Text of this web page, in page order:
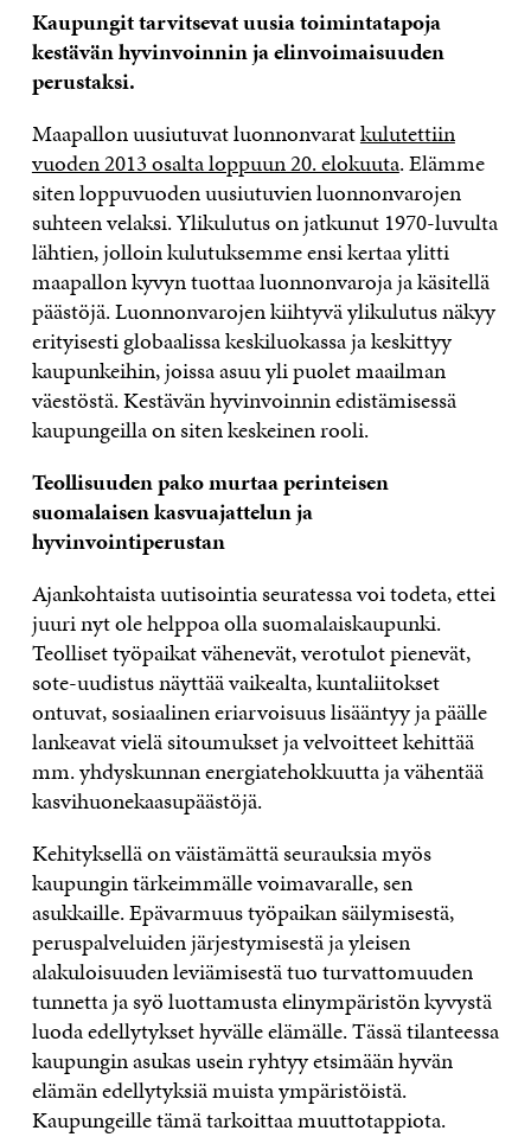
Kaupungit tarvitsevat uusia toimintatapoja
kestävän hyvinvoinnin ja elinvoimaisuuden
perustaksi.
Maapallon uusiutuvat luonnonvaratkulutettiin
vuoden 2013 osalta loppuun 20. elokuuta. Elämme
siten loppuvuoden uusiutuvien luonnonvarojen
suhteen velaksi. Ylikulutus on jatkunut 1970-luvulta
lähtien, jolloin kulutuksemme ensi kertaa ylitti
maapallon kyvyn tuottaa luonnonvaroja ja käsitellä
päästöjä. Luonnonvarojen kiihtyvä ylikulutus näkyy
erityisesti globaalissa keskiluokassa ja keskittyy
kaupunkeihin, joissa asuu yli puolet maailman
väestöstä. Kestävän hyvinvoinnin edistämisessä
kaupungeilla on siten keskeinen rooli.
Teollisuuden pako murtaa perinteisen
suomalaisen kasvuajattelun ja
hyvinvointiperustan
Ajankohtaista uutisointia seuratessa voi todeta, ettei
juuri nyt ole helppoa olla suomalaiskaupunki.
Teolliset työpaikat vähenevät, verotulot pienevät,
sote-uudistus näyttää vaikealta, kuntaliitokset
ontuvat, sosiaalinen eriarvoisuus lisääntyy ja päälle
lankeavat vielä sitoumukset ja velvoitteet kehittää
mm. yhdyskunnan energiatehokkuutta ja vähentää
kasvihuonekaasupäästöjä.
Kehityksellä on väistämättä seurauksia myös
kaupungin tärkeimmälle voimavaralle, sen
asukkaille. Epävarmuus työpaikan säilymisestä,
peruspalveluiden järjestymisestä ja yleisen
alakuloisuuden leviämisestä tuo turvattomuuden
tunnetta ja syö luottamusta elinympäristön kyvystä
luoda edellytykset hyvälle elämälle. Tässä tilanteessa
kaupungin asukas usein ryhtyy etsimään hyvän
elämän edellytyksiä muista ympäristöistä.
Kaupungeille tämä tarkoittaa muuttotappiota.